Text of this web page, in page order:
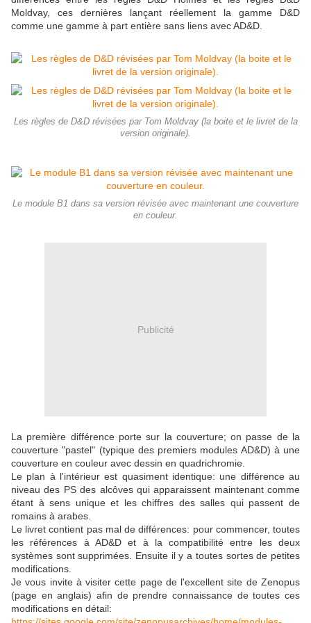
Moldvay, ces dernières lançant réellement la gamme D&D
comme une gamme à part entière sans liens avec AD&D.
Les règles de D&D révisées par Tom Moldvay (la boite et le livret de la
version originale).
Le module B1 dans sa version révisée avec maintenant une couverture
en couleur.
Publicité
La première différence porte sur la couverture; on passe de la
couverture "pastel" (typique des premiers modules AD&D) à une
couverture en couleur avec dessin en quadrichromie.
Le plan à l'intérieur est quasiment identique: une différence au
niveau des PS des alcôves qui apparaissent maintenant comme
étant à sens unique et les chiffres des salles qui passent de
romains à arabes.
Le livret contient pas mal de différences: pour commencer, toutes
les références à AD&D et à la compatibilité entre les deux
systèmes sont supprimées. Ensuite il y a toutes sortes de petites
modifications.
Je vous invite à visiter cette page de l'excellent site de Zenopus
(page en anglais) afin de prendre connaissance de toutes ces
modifications en détail: